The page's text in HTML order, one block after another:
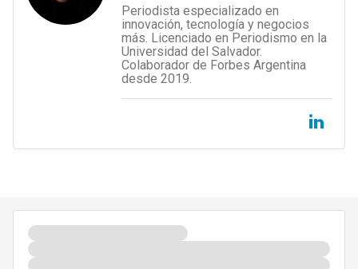
Periodista especializado en
innovación, tecnología y negocios
más. Licenciado en Periodismo en la
Universidad del Salvador.
Colaborador de Forbes Argentina
desde 2019.